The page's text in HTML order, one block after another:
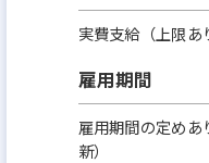
実費支給（上限
雇用期間
雇用期間の定め
新）